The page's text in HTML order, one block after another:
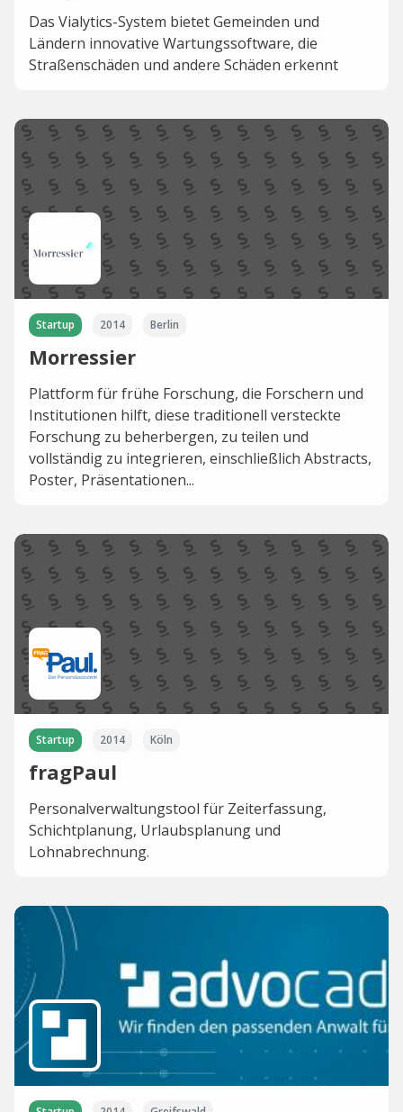
Das Vialytics-System bietet Gemeinden und
Ländern innovative Wartungssoftware, die
Straßenschäden und andere Schäden erkennt
Startup 2014 Berlin
Morressier
Plattform für frühe Forschung, die Forschern und
Institutionen hilft, diese traditionell versteckte
Forschung zu beherbergen, zu teilen und
vollständig zu integrieren, einschließlich Abstracts,
Poster, Präsentationen...
Startup 2014 Köln
fragPaul
Personalverwaltungstool für Zeiterfassung,
Schichtplanung, Urlaubsplanung und
Lohnabrechnung.